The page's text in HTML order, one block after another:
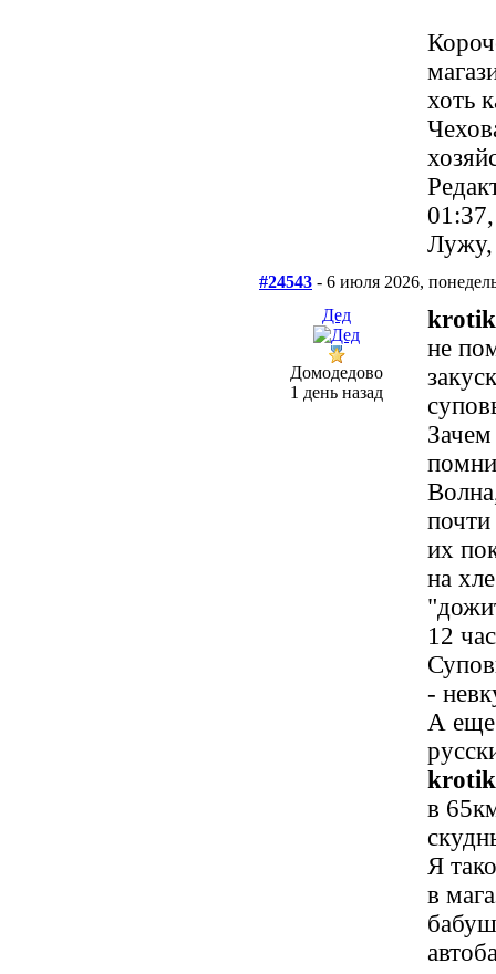
хоть
#24543 - 6 июля 2026,
Дед
Домодедово
1 день назад
не
их
на
12
-
А еще
в
Я
в